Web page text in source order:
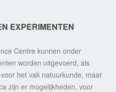
EXPERIMENTEN
Centre kunnen onder
worden uitgevoerd, als
het vak natuurkunde, maar
zijn er mogelijkheden, voor